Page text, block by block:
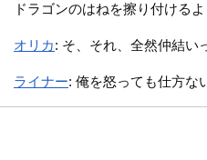
ドラゴンのはねを擦り付ける
オリカ: そ、それ、全然仲結い
ライナー: 俺を怒っても仕方な